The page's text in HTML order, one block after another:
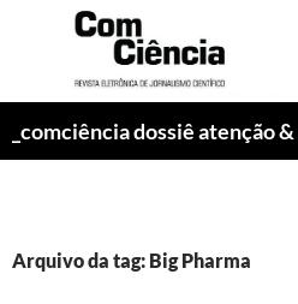
_comciência dossiê atenção
Arquivo da tag: Big Pharma